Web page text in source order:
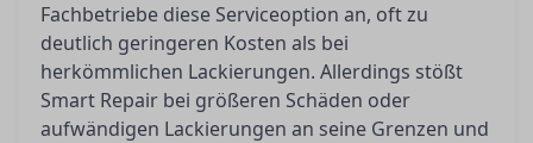
Fachbetriebe diese Serviceoption an, oft zu
deutlich geringeren Kosten als bei
herkömmlichen Lackierungen. Allerdings stößt
Smart Repair bei größeren Schäden oder
aufwändigen Lackierungen an seine Grenzen und